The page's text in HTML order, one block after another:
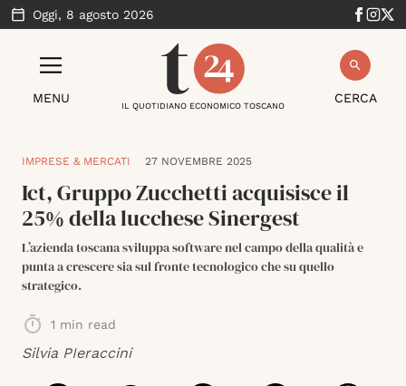
Oggi, 8 agosto 2026
MENU CERCA
IL QUOTIDIANO ECONOMICO TOSCANO
IMPRESE & MERCATI 27 NOVEMBRE 2025
Ict, Gruppo Zucchetti acquisisce il
25% della lucchese Sinergest
L’azienda toscana sviluppa software nel campo della qualità e
punta a crescere sia sul fronte tecnologico che su quello
strategico.
1 min read
Silvia PIeraccini